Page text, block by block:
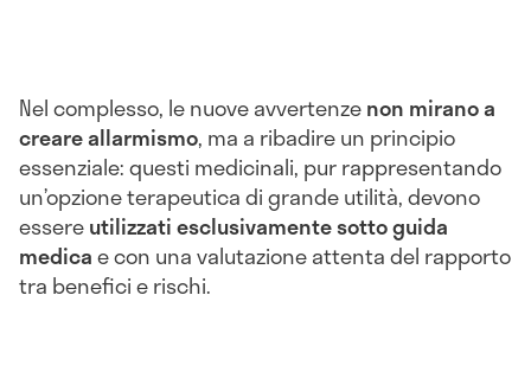
Nel complesso, le nuove avvertenzenon mirano a
creare allarmismo, ma a ribadire un principio
essenziale: questi medicinali, pur rappresentando
un’opzione terapeutica di grande utilità, devono
essereutilizzati esclusivamente sotto guida
medicae con una valutazione attenta del rapporto
tra benefici e rischi.